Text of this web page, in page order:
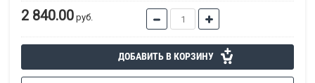
2 840.00 руб.
ДОБАВИТЬ В КОРЗИНУ